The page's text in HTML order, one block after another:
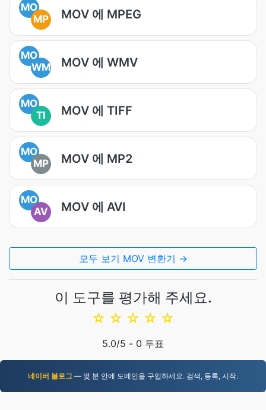
MO
MP
MOV 에 MPEG
MO
WM
MOV 에 WMV
MO
TI
MOV 에 TIFF
MO
MP
MOV 에 MP2
MO
AV
MOV 에 AVI
모두 보기 MOV 변환기 →
이 도구를 평가해 주세요.
☆
☆
☆
☆
☆
5.0/5 - 0 투표
네이버 블로그 — 몇 분 안에 도메인을 구입하세요. 검색, 등록, 시작.